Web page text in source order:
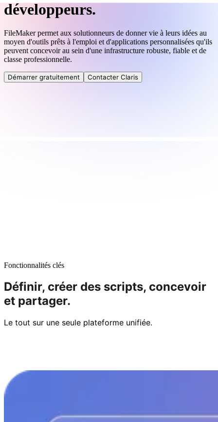
développeurs.
FileMaker permet aux solutionneurs de donner vie à leurs idées au
moyen d'outils prêts à l'emploi et d'applications personnalisées qu'ils
peuvent concevoir au sein d'une infrastructure robuste, fiable et de
classe professionnelle.
Démarrer gratuitement Contacter Claris
Fonctionnalités clés
Définir, créer des scripts, concevoir
et partager.
Le tout sur une seule plateforme unifiée.